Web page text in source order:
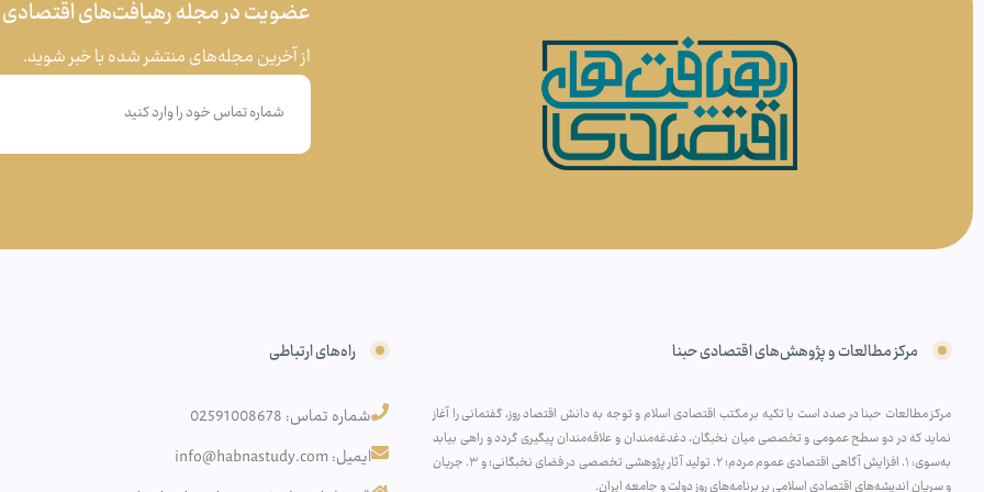
عضویت در مجله رهیافت‌های اقتصادی
از آخرین مجله‌های منتشر شده با خبر شوید.
مرکز مطالعات و پژوهش‌های اقتصادی حبنا
مرکز مطالعات حبنا در صدد است با تکیه بر مکتب اقتصادی اسلام و توجه به دانش اقتصاد روز، گفتمانی را آغاز
نماید که در دو سطح عمومی و تخصصی میان نخبگان، دغدغه‌مندان و علاقه‌مندان پیگیری گردد و راهی بیابد
به‌سوی: ۱. افزایش آگاهی اقتصادی عموم مردم؛ ۲. تولید آثار پژوهشی تخصصی در فضای نخبگانی؛ و ۳. جریان
و سریان اندیشه‌های اقتصادی اسلامی بر برنامه‌های روزِ دولت و جامعه ایران.
راه‌های ارتباطی
شماره تماس: 02591008678
ایمیل: info@habnastudy.com